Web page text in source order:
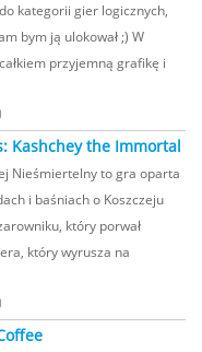
kategorii gier logicznych,
bym ją ulokował ;) W
przyjemną grafikę i
Kashchey the Immortal
Nieśmiertelny to gra oparta
i baśniach o Koszczeju
który porwał
który wyrusza na